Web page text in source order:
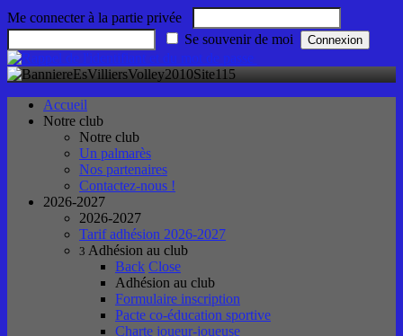
Me connecter à la partie privée
Se souvenir de moi
Accueil
Notre club
Notre club
Un palmarès
Nos partenaires
Contactez-nous !
2026-2027
2026-2027
Tarif adhésion 2026-2027
3 Adhésion au club
Back Close
Adhésion au club
Formulaire inscription
Pacte co-éducation sportive
Charte joueur-joueuse